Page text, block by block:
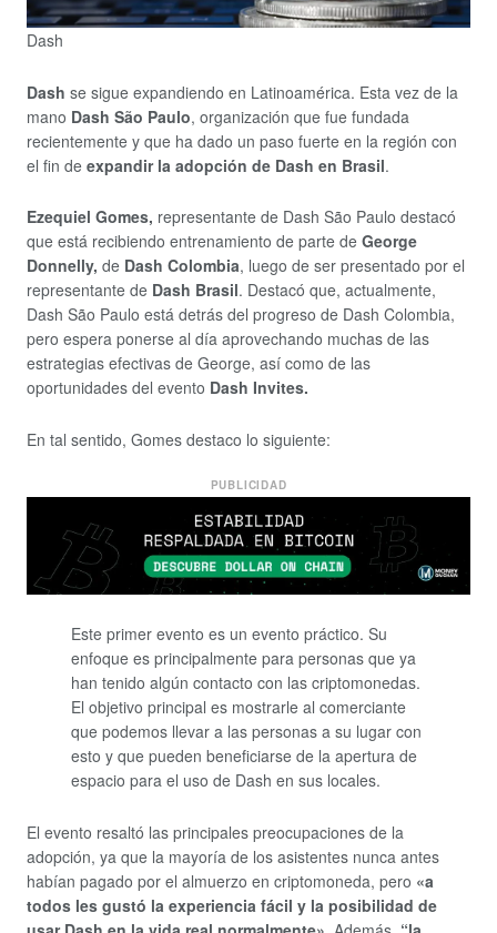
Dash
Dash se sigue expandiendo en Latinoamérica. Esta vez de la
mano Dash São Paulo, organización que fue fundada
recientemente y que ha dado un paso fuerte en la región con
el fin de expandir la adopción de Dash en Brasil.
Ezequiel Gomes, representante de Dash São Paulo destacó
que está recibiendo entrenamiento de parte de George
Donnelly, de Dash Colombia, luego de ser presentado por el
representante de Dash Brasil. Destacó que, actualmente,
Dash São Paulo está detrás del progreso de Dash Colombia,
pero espera ponerse al día aprovechando muchas de las
estrategias efectivas de George, así como de las
oportunidades del evento Dash Invites.
En tal sentido, Gomes destaco lo siguiente:
PUBLICIDAD
Este primer evento es un evento práctico. Su
enfoque es principalmente para personas que ya
han tenido algún contacto con las criptomonedas.
El objetivo principal es mostrarle al comerciante
que podemos llevar a las personas a su lugar con
esto y que pueden beneficiarse de la apertura de
espacio para el uso de Dash en sus locales.
El evento resaltó las principales preocupaciones de la
adopción, ya que la mayoría de los asistentes nunca antes
habían pagado por el almuerzo en criptomoneda, pero «a
todos les gustó la experiencia fácil y la posibilidad de